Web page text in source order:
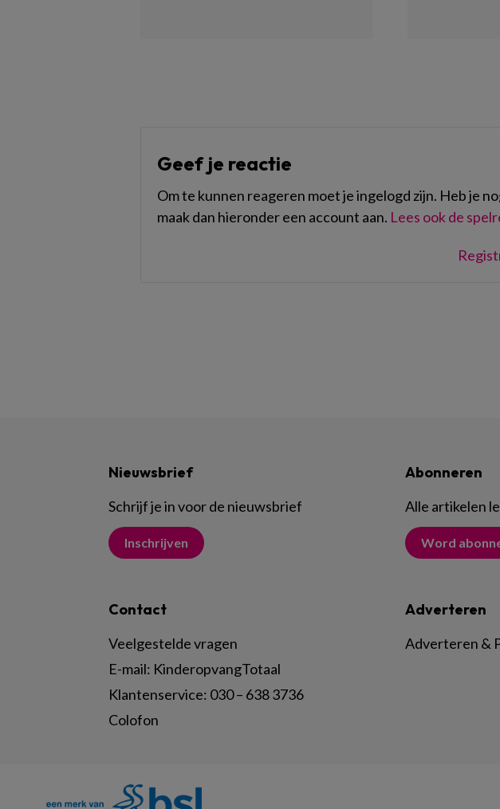
Geef je reactie
Om te kunnen reageren moet je ingelogd zijn. Heb je
maak dan hieronder een account aan. Lees ook de
Nieuwsbrief
Schrijf je in voor de nieuwsbrief
Inschrijven
Abonneren
Alle artikelen
Word
Contact
Veelgestelde vragen
E-mail: KinderopvangTotaal
Klantenservice: 030 – 638 3736
Colofon
Adverteren
Adverteren &